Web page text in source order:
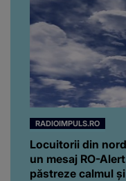
RADIOIMPULS.RO
Locuitorii din
un mesaj RO-
păstreze calmul